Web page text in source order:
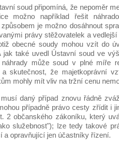
soud připomíná, že nepoměr
možno například řešit
je možno dosáhnout
právy stěžovatelek a
obecné soudy mohou vzít do
jak také uvedl Ústavní soud ve
může soud v plné míře
a skutečnost, že majetkoprávní
mohly mít vliv na tržní cenu
daný případ znovu řádně
případně právo cesty zřídit i
2 občanského zákoníku, který
služebnost"); lze tedy takové
a opravňující jen účastníky řízení.